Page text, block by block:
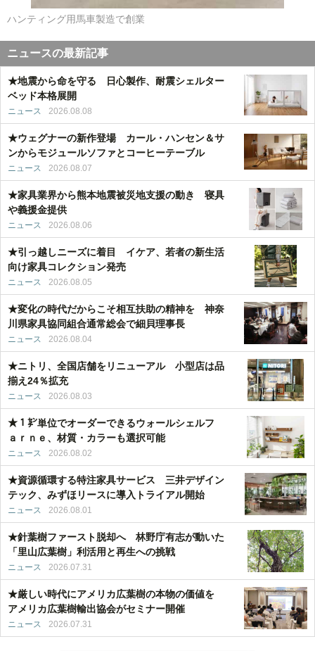
ハンティング用馬車製造で創業
ニュースの最新記事
★地震から命を守る 日心製作、耐震シェルター
ベッド本格展開
ニュース 2026.08.08
★ウェグナーの新作登場 カール・ハンセン＆サ
ンからモジュールソファとコーヒーテーブル
ニュース 2026.08.07
★家具業界から熊本地震被災地支援の動き 寝具
や義援金提供
ニュース 2026.08.06
★引っ越しニーズに着目 イケア、若者の新生活
向け家具コレクション発売
ニュース 2026.08.05
★変化の時代だからこそ相互扶助の精神を 神奈
川県家具協同組合通常総会で細貝理事長
ニュース 2026.08.04
★ニトリ、全国店舗をリニューアル 小型店は品
揃え24％拡充
ニュース 2026.08.03
★１㌢単位でオーダーできるウォールシェルフ
ａｒｎｅ、材質・カラーも選択可能
ニュース 2026.08.02
★資源循環する特注家具サービス 三井デザイン
テック、みずほリースに導入トライアル開始
ニュース 2026.08.01
★針葉樹ファースト脱却へ 林野庁有志が動いた
「里山広葉樹」利活用と再生への挑戦
ニュース 2026.07.31
★厳しい時代にアメリカ広葉樹の本物の価値を
アメリカ広葉樹輸出協会がセミナー開催
ニュース 2026.07.31